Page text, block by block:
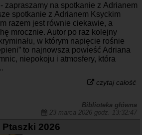
zapraszamy na spotkanie z Adrianem
spotkanie z Adrianem Ksyckim
razem jest równie ciekawie, a
mrocznie. Autor po raz kolejny
w którym napięcie rośnie
to najnowsza powieść Adriana
niepokoju i atmosfery, która
czytaj całość
Biblioteka główna
23 marca 2026 godz. 13:32:47
2026